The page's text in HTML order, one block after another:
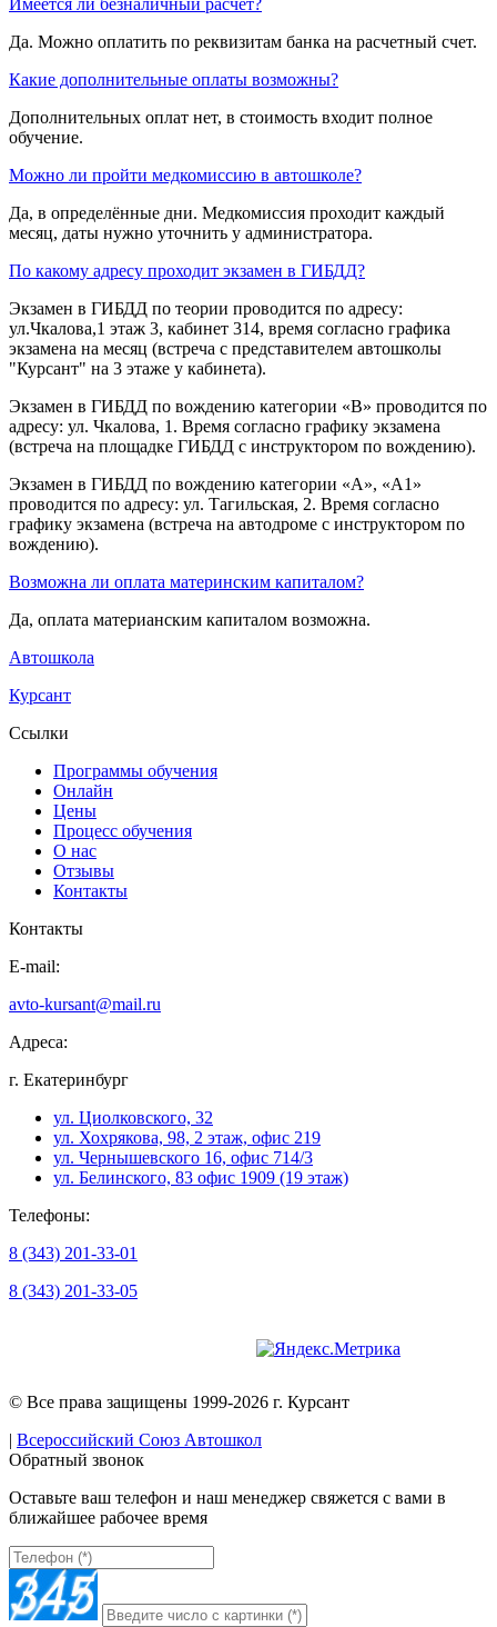
Да. Можно оплатить по реквизитам банка на расчетный счет.
Какие дополнительные оплаты возможны?
Дополнительных оплат нет, в стоимость входит полное
обучение.
Можно ли пройти медкомиссию в автошколе?
Да, в определённые дни. Медкомиссия проходит каждый
месяц, даты нужно уточнить у администратора.
По какому адресу проходит экзамен в ГИБДД?
Экзамен в ГИБДД по теории проводится по адресу:
ул.Чкалова,1 этаж 3, кабинет 314, время согласно графика
экзамена на месяц (встреча с представителем автошколы
"Курсант" на 3 этаже у кабинета).
Экзамен в ГИБДД по вождению категории «B» проводится по
адресу: ул. Чкалова, 1. Время согласно графику экзамена
(встреча на площадке ГИБДД с инструктором по вождению).
Экзамен в ГИБДД по вождению категории «A», «A1»
проводится по адресу: ул. Тагильская, 2. Время согласно
графику экзамена (встреча на автодроме с инструктором по
вождению).
Возможна ли оплата материнским капиталом?
Да, оплата материанским капиталом возможна.
Автошкола
Курсант
Ссылки
Программы обучения
Онлайн
Цены
Процесс обучения
О нас
Отзывы
Контакты
Контакты
E-mail:
avto-kursant@mail.ru
Адреса:
г. Екатеринбург
ул. Циолковского, 32
ул. Хохрякова, 98, 2 этаж, офис 219
ул. Чернышевского 16, офис 714/3
ул. Белинского, 83 офис 1909 (19 этаж)
Телефоны:
8 (343) 201-33-01
8 (343) 201-33-05
© Все права защищены 1999-2026 г. Курсант
| Всероссийский Союз Автошкол
Обратный звонок
Оставьте ваш телефон и наш менеджер свяжется с вами в
ближайшее рабочее время